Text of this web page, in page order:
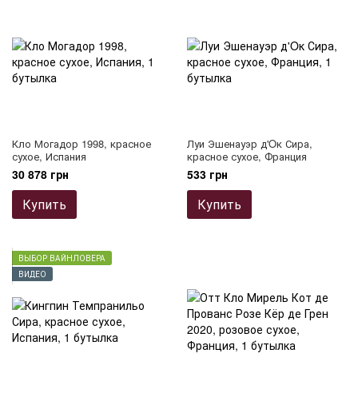
Кло Могадор 1998, красное
сухое, Испания
30 878 грн
Купить
Луи Эшенауэр д'Oк Сира,
красное сухое, Франция
533 грн
Купить
ВЫБОР ВАЙНЛОВЕРА
ВИДЕО